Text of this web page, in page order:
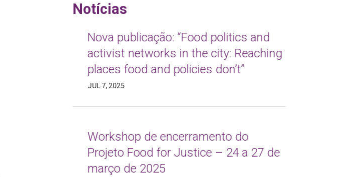
Notícias
Nova publicação: “Food politics and
activist networks in the city: Reaching
places food and policies don’t”
JUL 7, 2025
Workshop de encerramento do
Projeto Food for Justice – 24 a 27 de
março de 2025